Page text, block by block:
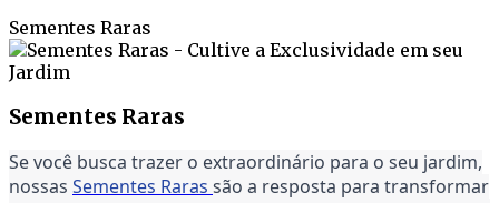
Sementes Raras
Sementes Raras
Se você busca trazer o extraordinário para o seu jardim,
nossas Sementes Raras são a resposta para transformar